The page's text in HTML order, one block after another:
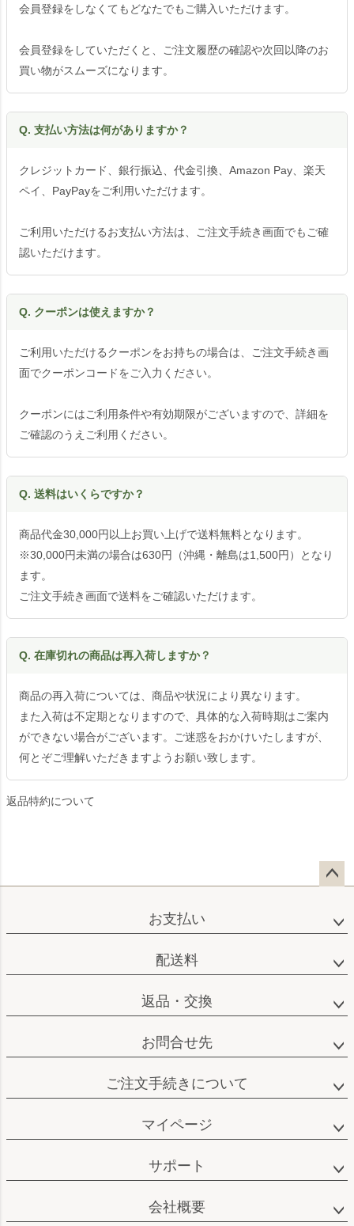
会員登録をしなくてもどなたでもご購入いただけます。
会員登録をしていただくと、ご注文履歴の確認や次回以降のお
買い物がスムーズになります。
Q. 支払い方法は何がありますか？
クレジットカード、銀行振込、代金引換、Amazon Pay、楽天
ペイ、PayPayをご利用いただけます。
ご利用いただけるお支払い方法は、ご注文手続き画面でもご確
認いただけます。
Q. クーポンは使えますか？
ご利用いただけるクーポンをお持ちの場合は、ご注文手続き画
面でクーポンコードをご入力ください。
クーポンにはご利用条件や有効期限がございますので、詳細を
ご確認のうえご利用ください。
Q. 送料はいくらですか？
商品代金30,000円以上お買い上げで送料無料となります。
※30,000円未満の場合は630円（沖縄・離島は1,500円）となり
ます。
ご注文手続き画面で送料をご確認いただけます。
Q. 在庫切れの商品は再入荷しますか？
商品の再入荷については、商品や状況により異なります。
また入荷は不定期となりますので、具体的な入荷時期はご案内
ができない場合がございます。ご迷惑をおかけいたしますが、
何とぞご理解いただきますようお願い致します。
返品特約について
ップ
お支払い
配送料
返品・交換
お問合せ先
ご注文手続きについて
マイページ
サポート
会社概要